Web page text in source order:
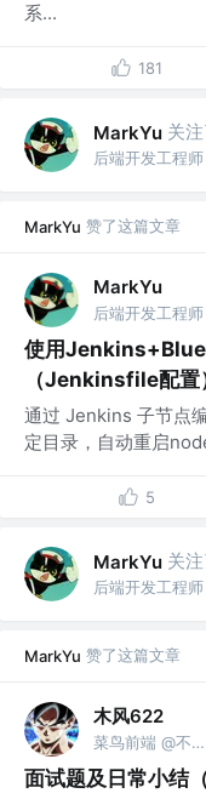
系...
181
MarkYu 关
后端开发工程师
MarkYu 赞了这篇文章
MarkYu
后端开发工程师
使用
（Jenkinsfile配置
通过 Jenkins 子节点
定目录，自动重启
5
MarkYu 关
后端开发工程师
MarkYu 赞了这篇文章
木风622
菜鸟前端 @不断发展向前看
面试题及日常小结